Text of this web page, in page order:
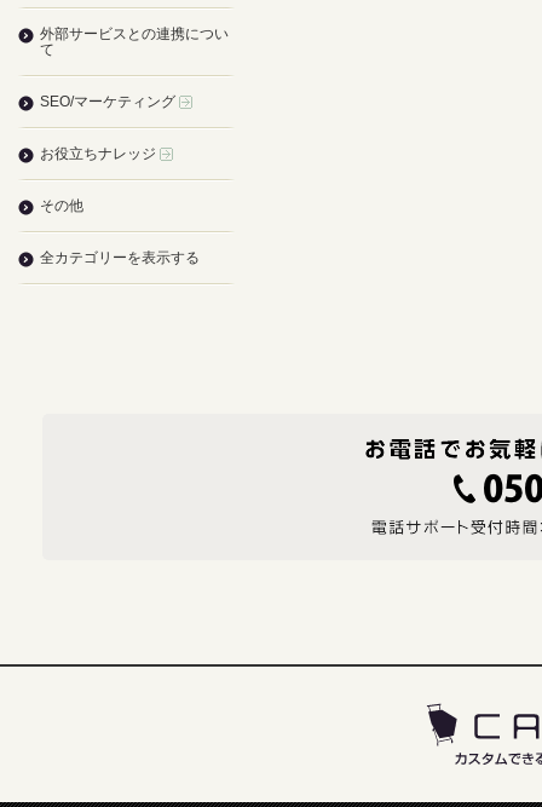
外部サービスとの連携につい
て
SEO/マーケティング
お役立ちナレッジ
その他
全カテゴリーを表示する